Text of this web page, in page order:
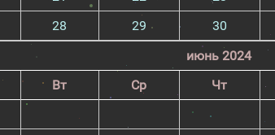
28 29 30
июнь 2024
Вт Ср Чт